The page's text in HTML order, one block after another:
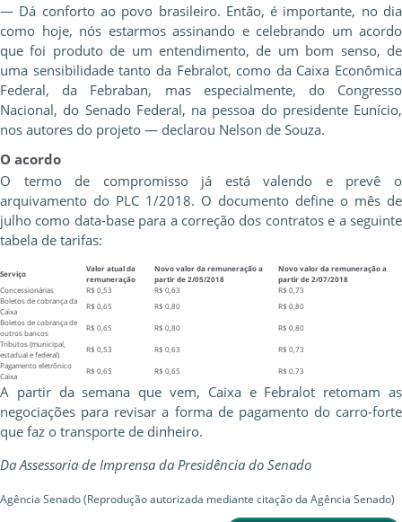
— Dá conforto ao povo brasileiro. Então, é importante, no dia
como hoje, nós estarmos assinando e celebrando um acordo
que foi produto de um entendimento, de um bom senso, de
uma sensibilidade tanto da Febralot, como da Caixa Econômica
Federal, da Febraban, mas especialmente, do Congresso
Nacional, do Senado Federal, na pessoa do presidente Eunício,
nos autores do projeto — declarou Nelson de Souza.
O acordo
O termo de compromisso já está valendo e prevê o
arquivamento do PLC 1/2018. O documento define o mês de
julho como data-base para a correção dos contratos e a seguinte
tabela de tarifas:
Serviço
Valor atual da
remuneração
Novo valor da remuneração a
partir de 2/05/2018
Novo valor da remuneração a
partir de 2/07/2018
Concessionárias
R$ 0,53 R$ 0,63
R$ 0,73
Boletos de cobrança da
Caixa
R$ 0,65 R$ 0,80
R$ 0,80
Boletos de cobrança de
outros bancos
R$ 0,65 R$ 0,80
R$ 0,80
Tributos (municipal,
estadual e federal)
R$ 0,53 R$ 0,63
R$ 0,73
Pagamento eletrônico
Caixa
R$ 0,65 R$ 0,65 R$ 0,73
A partir da semana que vem, Caixa e Febralot retomam as
negociações para revisar a forma de pagamento do carro-forte
que faz o transporte de dinheiro.
Da Assessoria de Imprensa da Presidência do Senado
Agência Senado (Reprodução autorizada mediante citação da Agência Senado)